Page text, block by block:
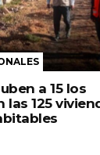
a 15 los
las 125